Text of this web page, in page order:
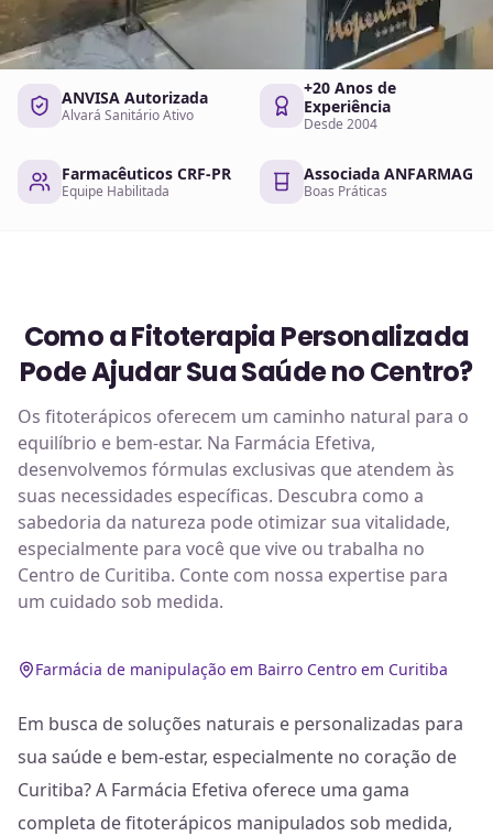
ANVISA Autorizada
Alvará Sanitário Ativo
+20 Anos de
Experiência
Desde 2004
Farmacêuticos CRF-PR
Equipe Habilitada
Associada ANFARMAG
Boas Práticas
Como a Fitoterapia Personalizada
Pode Ajudar Sua Saúde no Centro?
Os fitoterápicos oferecem um caminho natural para o
equilíbrio e bem-estar. Na Farmácia Efetiva,
desenvolvemos fórmulas exclusivas que atendem às
suas necessidades específicas. Descubra como a
sabedoria da natureza pode otimizar sua vitalidade,
especialmente para você que vive ou trabalha no
Centro de Curitiba. Conte com nossa expertise para
um cuidado sob medida.
Farmácia de manipulação em Bairro Centro em Curitiba
Em busca de soluções naturais e personalizadas para
sua saúde e bem-estar, especialmente no coração de
Curitiba? A Farmácia Efetiva oferece uma gama
completa de fitoterápicos manipulados sob medida,